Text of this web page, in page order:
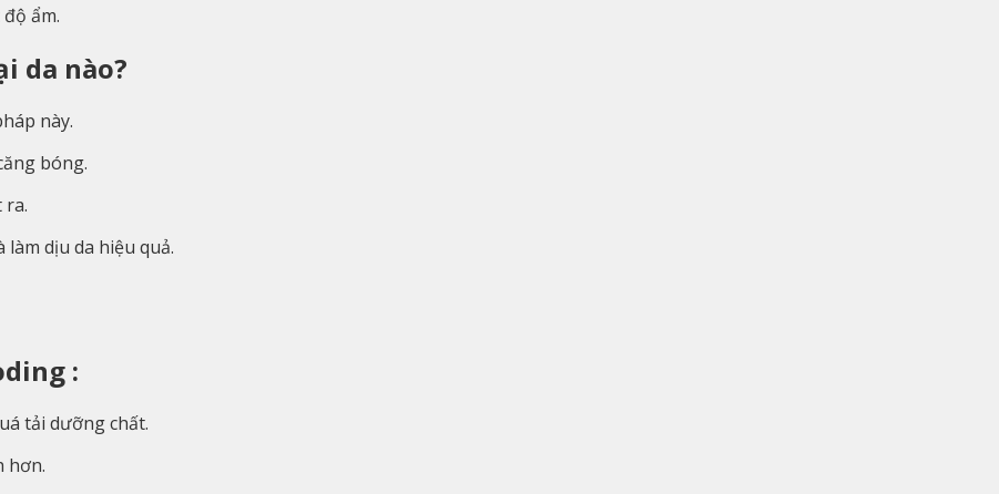
ẩm.
da nào?
này.
bóng.
ra.
dịu da hiệu quả.
:
tải dưỡng chất.
hơn.